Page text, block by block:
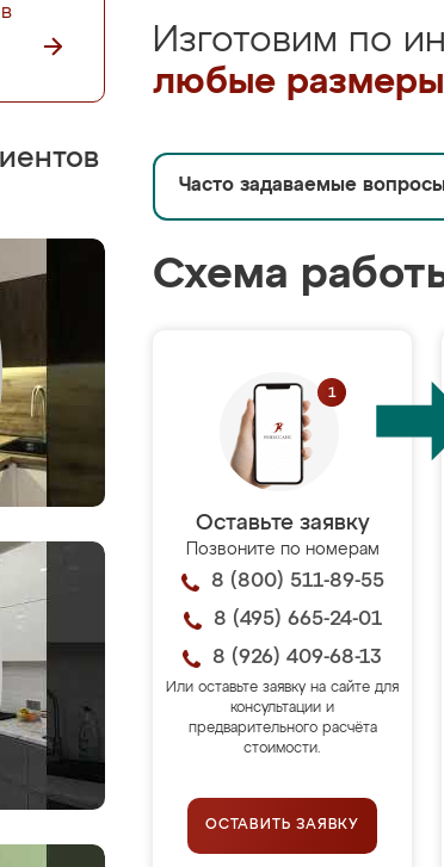
Изготовим по
любые
Часто задаваемые вопросы
Схема
Оставьте заявку
Позвоните по номерам
8 (800) 511-89-55
8 (495) 665-24-01
8 (926) 409-68-13
Или оставьте заявку на сайте для
консультации и
предварительного расчёта
стоимости.
ОСТАВИТЬ ЗАЯВКУ